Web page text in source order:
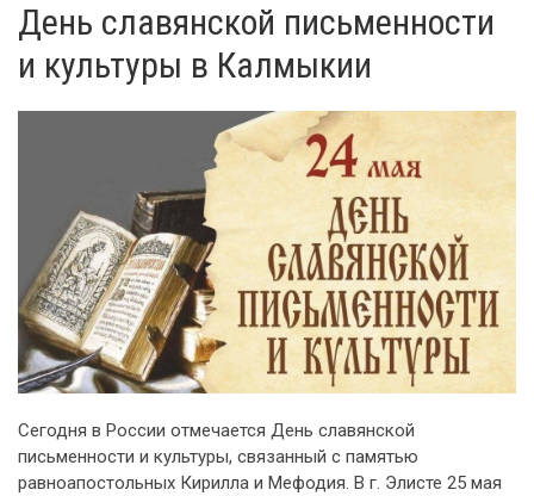
День славянской письменности
и культуры в Калмыкии
Сегодня в России отмечается День славянской
письменности и культуры, связанный с памятью
равноапостольных Кирилла и Мефодия. В г. Элисте 25 мая